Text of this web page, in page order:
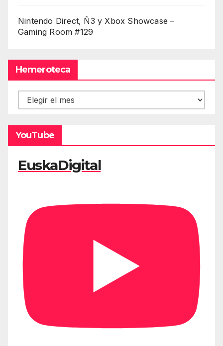
Nintendo Direct, Ñ3 y Xbox Showcase –
Gaming Room #129
Hemeroteca
Hemeroteca
YouTube
EuskaDigital